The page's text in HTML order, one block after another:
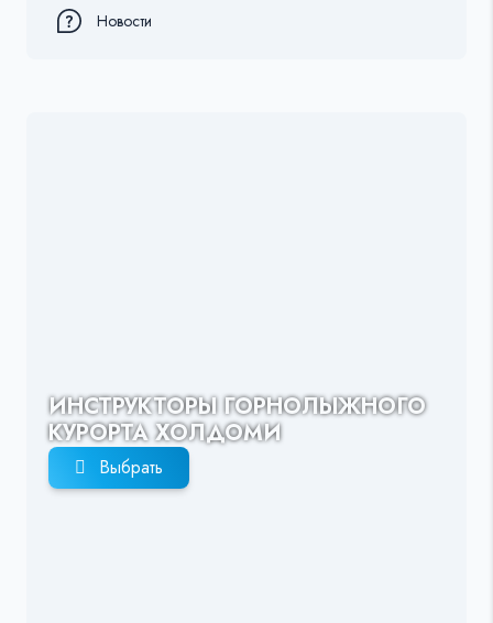
Новости
ИНСТРУКТОРЫ ГОРНОЛЫЖНОГО
КУРОРТА ХОЛДОМИ
Выбрать